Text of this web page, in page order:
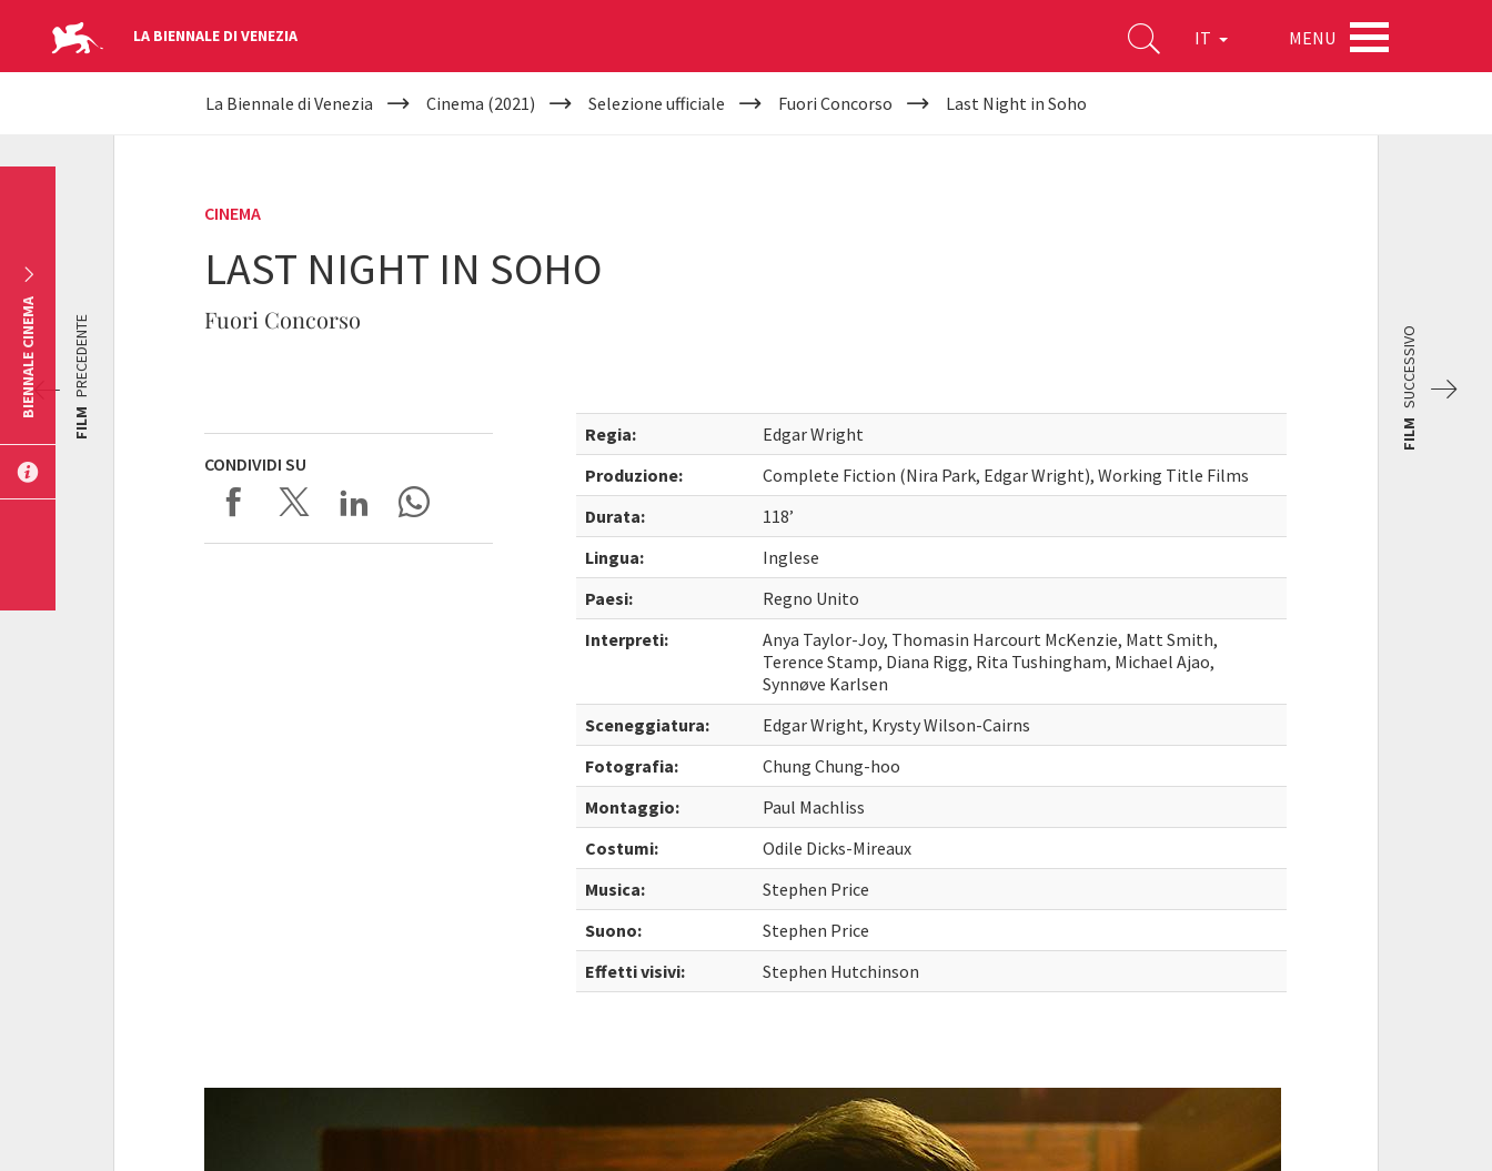
LA BIENNALE DI VENEZIA IT MENU
YOUR
La Biennale di Venezia Cinema (2021) Selezione ufficiale Fuori Concorso Last Night in Soho
CINEMA
LAST NIGHT IN SOHO
Fuori Concorso
CONDIVIDI SU
Regia:
Edgar Wright
Produzione:
Complete Fiction (Nira Park, Edgar Wright), Working Title Films
Durata:
118’
Lingua:
Inglese
Paesi:
Regno Unito
Interpreti:
Anya Taylor-Joy, Thomasin Harcourt McKenzie, Matt Smith,
Terence Stamp, Diana Rigg, Rita Tushingham, Michael Ajao,
Synnøve Karlsen
Sceneggiatura:
Edgar Wright, Krysty Wilson-Cairns
Fotografia:
Chung Chung-hoo
Montaggio:
Paul Machliss
Costumi:
Odile Dicks-Mireaux
Musica:
Stephen Price
Suono:
Stephen Price
Effetti visivi:
Stephen Hutchinson
FILM
SUCCESSIVO
FILM
PRECEDENTE
BIENNALE CINEMA